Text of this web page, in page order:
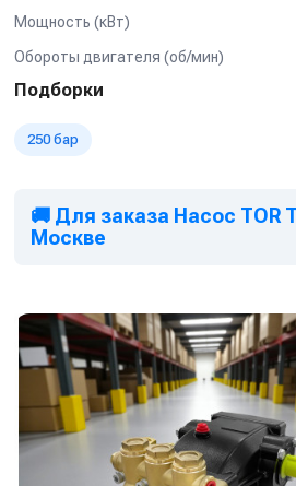
Мощность (кВт)
Обороты двигателя (об/мин)
Подборки
250 бар
🚚 Для заказа Насос TOR
Москве